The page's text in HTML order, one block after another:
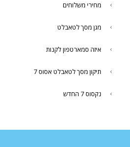
מחירי משלוחים
מגן מסך לטאבלט
איזה סמארטפון לקנות
תיקון מסך לטאבלט אסוס 7
נקסוס 7 החדש